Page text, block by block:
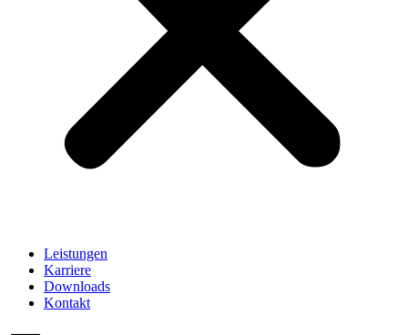
Leistungen
Karriere
Downloads
Kontakt